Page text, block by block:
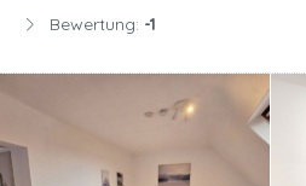
Bewertung: -1